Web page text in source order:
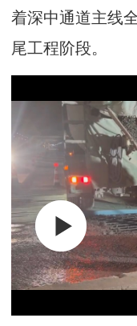
着深中通道主线
尾工程阶段。